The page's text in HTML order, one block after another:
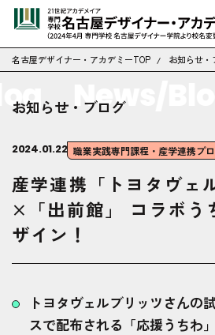
名古屋デザイナー・アカデミーTOP お知らせ・
News/Blog
お知らせ・ブログ
2024.01.22 職業実践専門課程・産学連携プ
産学連携「トヨタヴェ
×「出前館」 コラボう
ザイン！
トヨタヴェルブリッツさんの
スで配布される「応援うちわ